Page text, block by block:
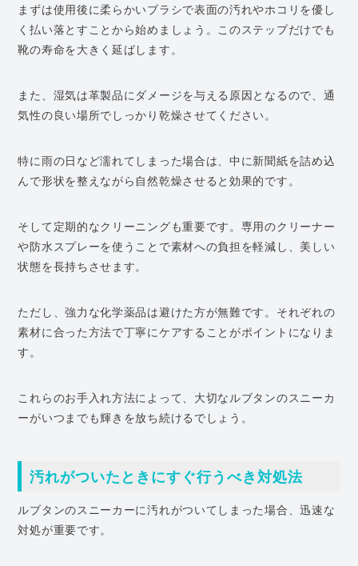
まずは使用後に柔らかいブラシで表面の汚れやホコリを優し
く払い落とすことから始めましょう。このステップだけでも
靴の寿命を大きく延ばします。
また、湿気は革製品にダメージを与える原因となるので、通
気性の良い場所でしっかり乾燥させてください。
特に雨の日など濡れてしまった場合は、中に新聞紙を詰め込
んで形状を整えながら自然乾燥させると効果的です。
そして定期的なクリーニングも重要です。専用のクリーナー
や防水スプレーを使うことで素材への負担を軽減し、美しい
状態を長持ちさせます。
ただし、強力な化学薬品は避けた方が無難です。それぞれの
素材に合った方法で丁寧にケアすることがポイントになりま
す。
これらのお手入れ方法によって、大切なルブタンのスニーカ
ーがいつまでも輝きを放ち続けるでしょう。
汚れがついたときにすぐ行うべき対処法
ルブタンのスニーカーに汚れがついてしまった場合、迅速な
対処が重要です。